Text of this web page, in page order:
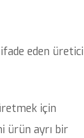
eden
için
ürün ayrı bir